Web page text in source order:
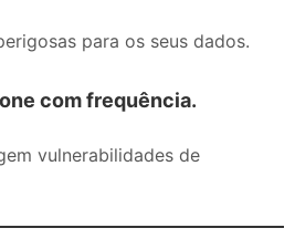
para os seus dados.
com frequência.
vulnerabilidades de